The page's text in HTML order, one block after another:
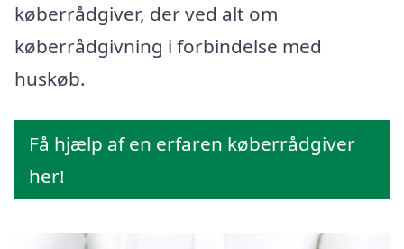
køberrådgiver, der ved alt om
køberrådgivning i forbindelse med
huskøb.
Få hjælp af en erfaren køberrådgiver
her!